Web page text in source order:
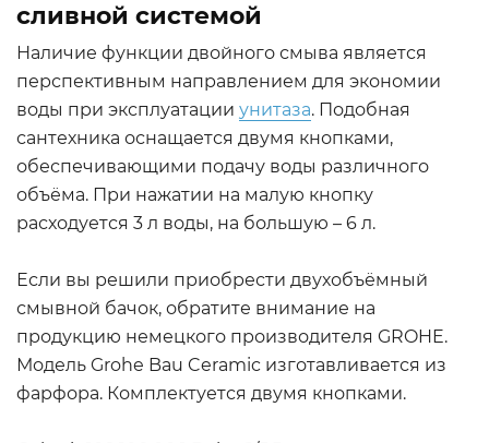
сливной системой
Наличие функции двойного смыва является
перспективным направлением для экономии
воды при эксплуатации унитаза. Подобная
сантехника оснащается двумя кнопками,
обеспечивающими подачу воды различного
объёма. При нажатии на малую кнопку
расходуется 3 л воды, на большую – 6 л.
Если вы решили приобрести двухобъёмный
смывной бачок, обратите внимание на
продукцию немецкого производителя GROHE.
Модель Grohe Bau Ceramic изготавливается из
фарфора. Комплектуется двумя кнопками.